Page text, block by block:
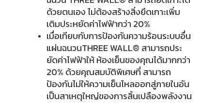
ด้วยตนเอง ไม่ต้องสร้างสิ่งยึดเกาะเพิ่ม
เติมประหยัดค่าไฟฟ้ากว่า 20%
เมื่อเทียบกับการป้องกันความร้อนระบบอื่น
แผ่นฉนวนTHREE WALL® สามารถประ
ยัดค่าไฟฟ้าให้ ห้องเย็นของคุณได้มากกว่า
20% ด้วยคุณสมบัติพิเศษที่ สามารถ
ป้องกันไม่ให้ความเย็นไหลออกสู่ภายในอัน
เป็นสาเหตุใหญ่ของการสิ้นเปลืองพลังงาน